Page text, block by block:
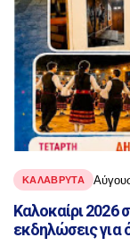
ΚΑΛΑΒΡΥΤΑ
Καλοκαίρι 2026
εκδηλώσεις για